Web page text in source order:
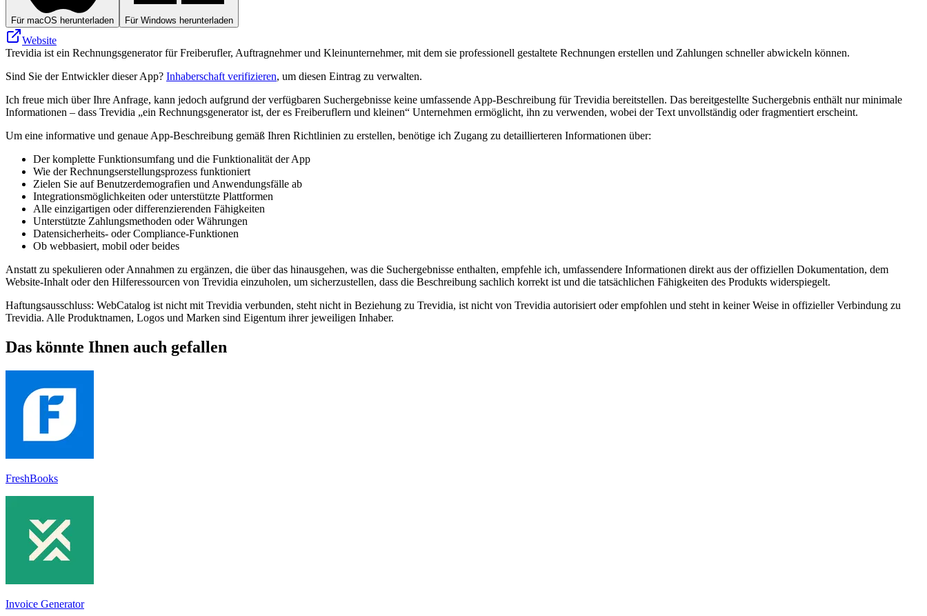
Für macOS herunterladen Für Windows herunterladen
Website
Trevidia ist ein Rechnungsgenerator für Freiberufler, Auftragnehmer und Kleinunternehmer, mit dem sie professionell gestaltete Rechnungen erstellen und Zahlungen schneller abwickeln können.
Sind Sie der Entwickler dieser App? Inhaberschaft verifizieren, um diesen Eintrag zu verwalten.
Ich freue mich über Ihre Anfrage, kann jedoch aufgrund der verfügbaren Suchergebnisse keine umfassende App-Beschreibung für Trevidia bereitstellen. Das bereitgestellte Suchergebnis enthält nur minimale
Informationen – dass Trevidia „ein Rechnungsgenerator ist, der es Freiberuflern und kleinen“ Unternehmen ermöglicht, ihn zu verwenden, wobei der Text unvollständig oder fragmentiert erscheint.
Um eine informative und genaue App-Beschreibung gemäß Ihren Richtlinien zu erstellen, benötige ich Zugang zu detaillierteren Informationen über:
Der komplette Funktionsumfang und die Funktionalität der App
Wie der Rechnungserstellungsprozess funktioniert
Zielen Sie auf Benutzerdemografien und Anwendungsfälle ab
Integrationsmöglichkeiten oder unterstützte Plattformen
Alle einzigartigen oder differenzierenden Fähigkeiten
Unterstützte Zahlungsmethoden oder Währungen
Datensicherheits- oder Compliance-Funktionen
Ob webbasiert, mobil oder beides
Anstatt zu spekulieren oder Annahmen zu ergänzen, die über das hinausgehen, was die Suchergebnisse enthalten, empfehle ich, umfassendere Informationen direkt aus der offiziellen Dokumentation, dem
Website-Inhalt oder den Hilferessourcen von Trevidia einzuholen, um sicherzustellen, dass die Beschreibung sachlich korrekt ist und die tatsächlichen Fähigkeiten des Produkts widerspiegelt.
Haftungsausschluss: WebCatalog ist nicht mit Trevidia verbunden, steht nicht in Beziehung zu Trevidia, ist nicht von Trevidia autorisiert oder empfohlen und steht in keiner Weise in offizieller Verbindung zu
Trevidia. Alle Produktnamen, Logos und Marken sind Eigentum ihrer jeweiligen Inhaber.
Das könnte Ihnen auch gefallen
FreshBooks
Invoice Generator